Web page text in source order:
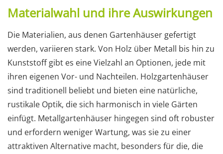
Materialwahl und ihre Auswirkungen
Die Materialien, aus denen Gartenhäuser gefertigt
werden, variieren stark. Von Holz über Metall bis hin zu
Kunststoff gibt es eine Vielzahl an Optionen, jede mit
ihren eigenen Vor- und Nachteilen. Holzgartenhäuser
sind traditionell beliebt und bieten eine natürliche,
rustikale Optik, die sich harmonisch in viele Gärten
einfügt. Metallgartenhäuser hingegen sind oft robuster
und erfordern weniger Wartung, was sie zu einer
attraktiven Alternative macht, besonders für die, die